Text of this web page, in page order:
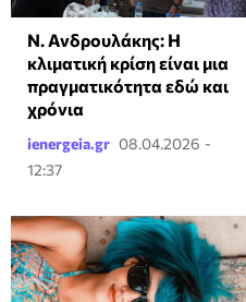
Ν. Ανδρουλάκης: Η
κλιματική κρίση είναι μια
πραγματικότητα εδώ και
χρόνια
ienergeia.gr 08.04.2026 -
12:37